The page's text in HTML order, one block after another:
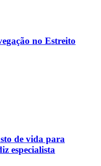
no Estreito
de vida para
especialista